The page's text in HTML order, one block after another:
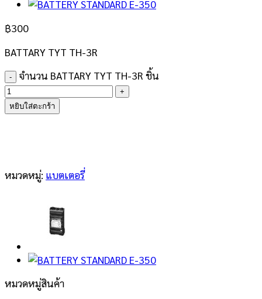
฿300
BATTARY TYT TH-3R
จำนวน BATTARY TYT TH-3R ชิ้น
หยิบใส่ตะกร้า
หมวดหมู่: แบตเตอรี่
หมวดหมู่สินค้า